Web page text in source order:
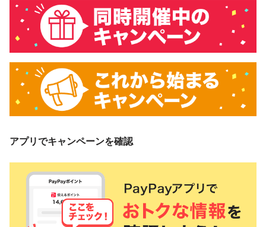
アプリでキャンペーンを確認